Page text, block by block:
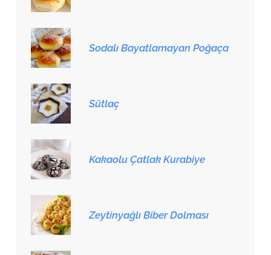
Sodalı Bayatlamayan Poğaça
Sütlaç
Kakaolu Çatlak Kurabiye
Zeytinyağlı Biber Dolması